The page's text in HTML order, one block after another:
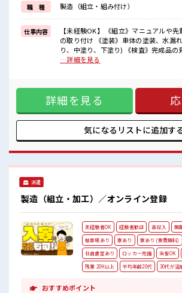
・長岡京駅/京阪淀駅/阪急西山天王山駅から無料送
さらに大阪で「ハリウッド映画の世界」を体験で
までは電車で1時間30分ほど♪
大型連休があるので休みの日がワクワクする事間
■最短即日入社決定！
■最短2営業日で入寮も可！
※規定有
■職場の雰囲気
《20・30代の男性スタッフさんも活躍中》
職場の人間関係⇒良好♪
未経験でも安心な就業環境！
社内設備もバッチリ★
#ryo
職 種 製造（組立・組み付け）
仕事内容
【未経験OK】 《組立》マニュアルや
の取り付け 《塗装》車体の塗装、水漏
り、中塗り、下塗り) 《検査》完成品
正を見て、配属先が決定します ※寮アリのお仕事！一人暮ら
月もらえるからお財布が潤いまくり！ ＼遠方の方も安心◎寮
完備/ ◎ワンルーム寮 ◎家電付き1R寮 ◎
イカー持ち込みOK ほかにも... ・赴任時
費支給 ・寮から自転車やバイク通勤
による ・長岡京駅/京阪淀駅/阪急西山天
バスもあり さらに大阪で「ハリウッド
あるので休みの日がワクワクする事間違いなし
入社決定！ 条件があえば応募のその日
30代の男性スタッフさんも活躍中》
未経験でも安心な就業環境！ 社内設
堂・休憩室・ロッカー・自販機・喫煙所
あり♪ #ryo
…詳細を見る
詳細を見る
気になるリストに追加す
派遣
製造（組立・加工）／オンライン登録
未経験者OK 経験者歓迎 高収入 無
駐車場あり
寮あり 寮あり (寮費無料)
社員食堂あり
ロッカー完備 染髪OK
残業 20H以上
平均年齢20代 30代が活
おすすめポイント